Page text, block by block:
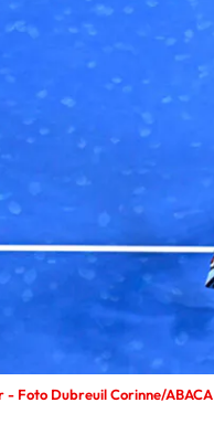
- Foto Dubreuil Corinne/ABACA